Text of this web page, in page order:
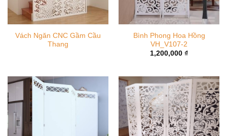
Vách Ngăn CNC Gầm Cầu
Thang
Bình Phong Hoa Hồng
VH_V107-2
1,200,000 ₫